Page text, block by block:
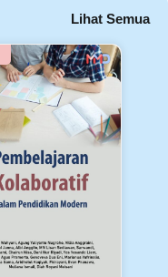
Lihat Semua